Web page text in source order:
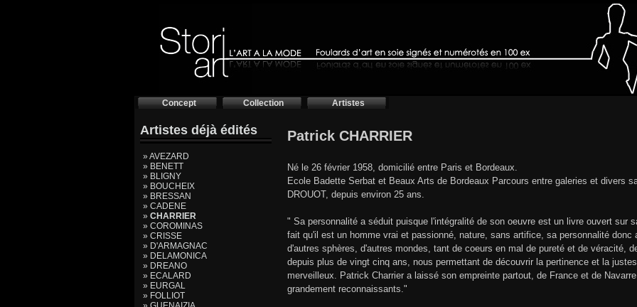
Concept Collection Artistes
Artistes déjà édités
» AVEZARD
» BENETT
» BLIGNY
» BOUCHEIX
» BRESSAN
» CADENE
» CHARRIER
» COROMINAS
» CRISSE
» D'ARMAGNAC
» DELAMONICA
» DREANO
» ECALARD
» EURGAL
» FOLLIOT
Patrick CHARRIER
Né le 26 février 1958, domicilié entre Paris et Bordeaux.
Ecole Badette Serbat et Beaux Arts de Bordeaux Parcours entre galeries et divers
DROUOT, depuis environ 25 ans.
" Sa personnalité a séduit puisque l'intégralité de son oeuvre est un livre ouvert sur
fait qu'il est un homme vrai et passionné, nature, sans artifice, sa personnalité donc
d'autres sphères, d'autres mondes, tant de coeurs en mal de pureté et de véracité,
depuis plus de vingt cinq ans, nous permettant de découvrir la pertinence et la
merveilleux. Patrick Charrier a laissé son empreinte partout, de France et de
grandement reconnaissants."